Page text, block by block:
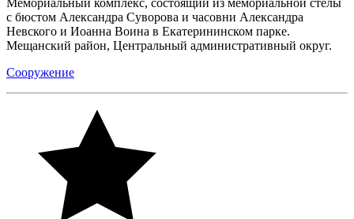
с бюстом Александра Суворова и часовни Александра
Невского и Иоанна Воина в Екатерининском парке.
Мещанский район, Центральный административный округ.
Сооружение